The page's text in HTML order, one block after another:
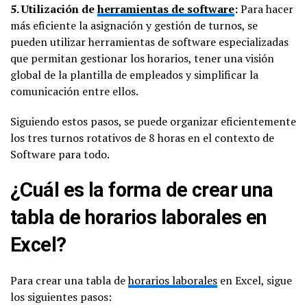
5. Utilización deherramientas de software:Para hacer
más eficiente la asignación y gestión de turnos, se
pueden utilizar herramientas de software especializadas
que permitan gestionar los horarios, tener una visión
global de la plantilla de empleados y simplificar la
comunicación entre ellos.
Siguiendo estos pasos, se puede organizar eficientemente
los tres turnos rotativos de 8 horas en el contexto de
Software para todo.
¿Cuál es la forma de crear una
tabla de horarios laborales en
Excel?
Para crear una tabla dehorarios laborales en Excel, sigue
los siguientes pasos: